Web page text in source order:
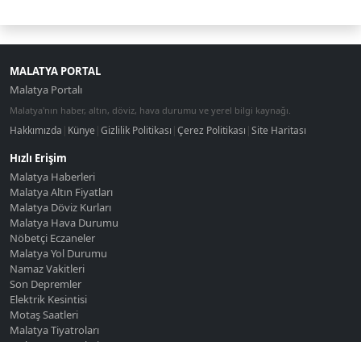
MALATYA PORTAL
Malatya Portalı
Malatya'nın haber, altın, döviz, hava durumu ve yerel bilgi kaynağı.
Hakkımızda | Künye |Gizlilik Politikası |Çerez Politikası |Site Haritası
Hızlı Erişim
Malatya Haberleri
Malatya Altın Fiyatları
Malatya Döviz Kurları
Malatya Hava Durumu
Nöbetçi Eczaneler
Malatya Yol Durumu
Namaz Vakitleri
Son Depremler
Elektrik Kesintisi
Motaş Saatleri
Malatya Tiyatroları